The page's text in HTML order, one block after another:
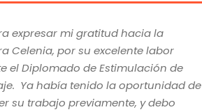
expresar mi gratitud hacia la
Celenia, por su excelente labor
el Diplomado de Estimulación de
Ya había tenido la oportunidad de
su trabajo previamente, y debo